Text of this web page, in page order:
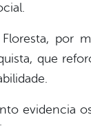
por
que
evidencia